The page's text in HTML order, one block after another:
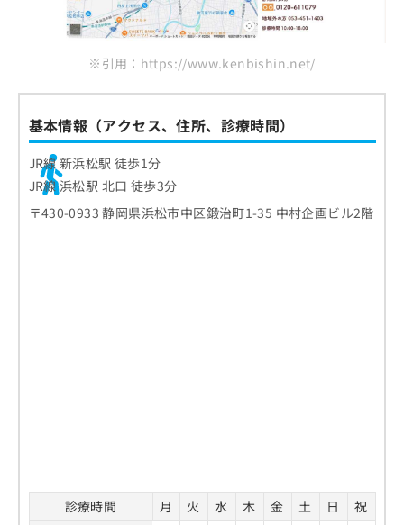
※引用：https://www.kenbishin.net/
基本情報（アクセス、住所、診療時間）
JR線 新浜松駅 徒歩1分
JR線 浜松駅 北口 徒歩3分
〒430-0933 静岡県浜松市中区鍛治町1-35 中村企画ビル2階
診療時間 月 火 水 木 金 土 日
祝